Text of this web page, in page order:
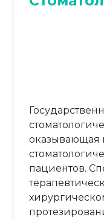
оказывающая
пациентов.